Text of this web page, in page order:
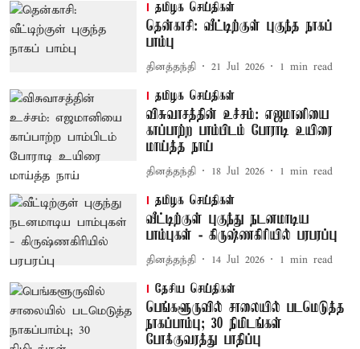
தமிழக செய்திகள்
தென்காசி: வீட்டிற்குள் புகுந்த நாகப்
பாம்பு
தினத்தந்தி 21 Jul 2026 1 min read
தமிழக செய்திகள்
விசுவாசத்தின் உச்சம்: எஜமானியை
காப்பாற்ற பாம்பிடம் போராடி உயிரை
மாய்த்த நாய்
தினத்தந்தி 18 Jul 2026 1 min read
தமிழக செய்திகள்
வீட்டிற்குள் புகுந்து நடனமாடிய
பாம்புகள் - கிருஷ்ணகிரியில் பரபரப்பு
தினத்தந்தி 14 Jul 2026 1 min read
தேசிய செய்திகள்
பெங்களூருவில் சாலையில் படமெடுத்த
நாகப்பாம்பு; 30 நிமிடங்கள்
போக்குவரத்து பாதிப்பு